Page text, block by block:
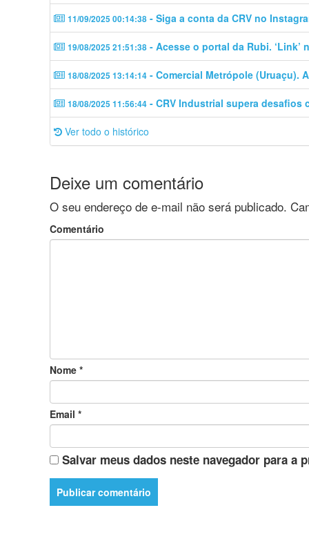
11/09/2025 00:14:38 - Siga a conta da CRV no
19/08/2025 21:51:38 - Acesse o portal da Rubi.
18/08/2025 13:14:14 - Comercial Metrópole (Uruaçu).
18/08/2025 11:56:44 - CRV Industrial supera desafios
Ver todo o histórico
Deixe um comentário
O seu endereço de e-mail não será publicado.
Comentário
Nome *
Email *
Salvar meus dados neste navegador para a